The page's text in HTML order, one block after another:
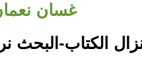
غسان
الكتاب-البحث